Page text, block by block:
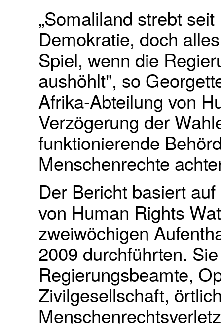
„Somaliland strebt
Demokratie, doch
Spiel, wenn die
aushöhlt", so
Afrika-Abteilung von
Verzögerung der
funktionierende
Menschenrechte
Der Bericht basiert
von Human Rights
zweiwöchigen
2009 durchführten.
Regierungsbeamte,
Zivilgesellschaft,